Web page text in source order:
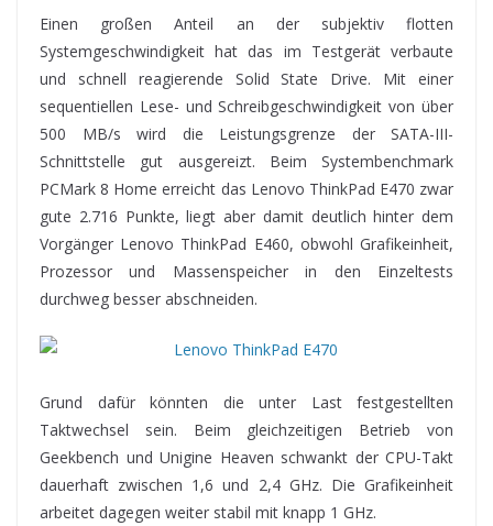
Einen großen Anteil an der subjektiv flotten
Systemgeschwindigkeit hat das im Testgerät verbaute
und schnell reagierende Solid State Drive. Mit einer
sequentiellen Lese- und Schreibgeschwindigkeit von über
500 MB/s wird die Leistungsgrenze der SATA-III-
Schnittstelle gut ausgereizt. Beim Systembenchmark
PCMark 8 Home erreicht das Lenovo ThinkPad E470 zwar
gute 2.716 Punkte, liegt aber damit deutlich hinter dem
Vorgänger Lenovo ThinkPad E460, obwohl Grafikeinheit,
Prozessor und Massenspeicher in den Einzeltests
durchweg besser abschneiden.
Grund dafür könnten die unter Last festgestellten
Taktwechsel sein. Beim gleichzeitigen Betrieb von
Geekbench und Unigine Heaven schwankt der CPU-Takt
dauerhaft zwischen 1,6 und 2,4 GHz. Die Grafikeinheit
arbeitet dagegen weiter stabil mit knapp 1 GHz.